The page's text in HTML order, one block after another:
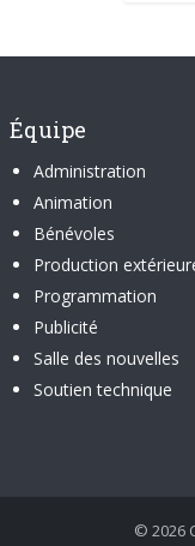
Équipe
Administration
Animation
Bénévoles
Production
Programmation
Publicité
Salle des nouvelles
Soutien technique
© 2026